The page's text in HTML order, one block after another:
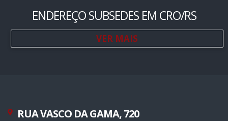
ENDEREÇO SUBSEDES EM CRO/RS
VER MAIS
RUA VASCO DA GAMA, 720